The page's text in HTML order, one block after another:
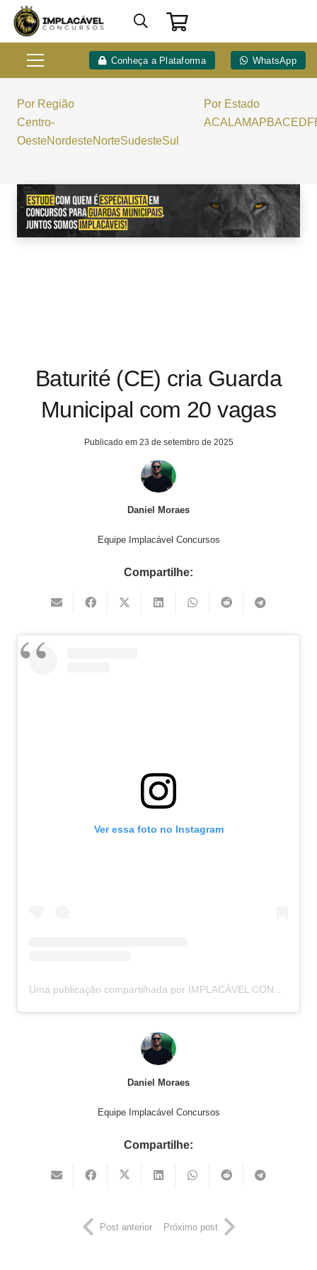
Conheça a Plataforma WhatsApp
Por Região
Centro-
OesteNordesteNorteSudesteSul
Por Estado
ACALAMAPBACEDF
Baturité (CE) cria Guarda
Municipal com 20 vagas
Publicado em 23 de setembro de 2025
Daniel Moraes
Equipe Implacável Concursos
Compartilhe:
Ver essa foto no Instagram
Daniel Moraes
Equipe Implacável Concursos
Compartilhe:
Post anterior Próximo post